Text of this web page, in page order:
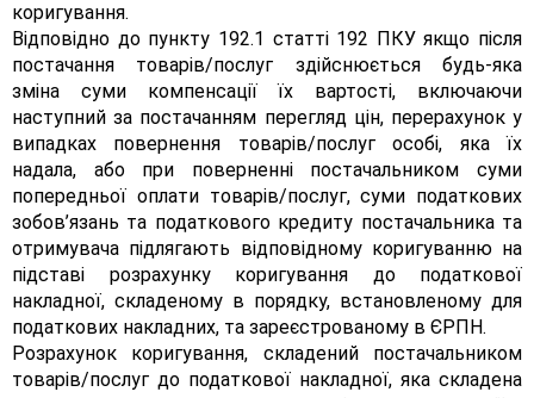
коригування.
Відповідно до пункту 192.1 статті 192 ПКУ якщо після
постачання товарів/послуг здійснюється будь-яка
зміна суми компенсації їх вартості, включаючи
наступний за постачанням перегляд цін, перерахунок у
випадках повернення товарів/послуг особі, яка їх
надала, або при поверненні постачальником суми
попередньої оплати товарів/послуг, суми податкових
зобов’язань та податкового кредиту постачальника та
отримувача підлягають відповідному коригуванню на
підставі розрахунку коригування до податкової
накладної, складеному в порядку, встановленому для
податкових накладних, та зареєстрованому в ЄРПН.
Розрахунок коригування, складений постачальником
товарів/послуг до податкової накладної, яка складена